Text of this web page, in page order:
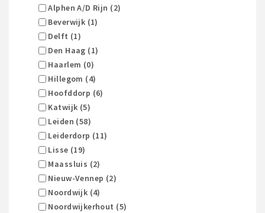
Alphen A/d Rijn (2)
Beverwijk (1)
Delft (1)
Den Haag (1)
Haarlem (0)
Hillegom (4)
Hoofddorp (6)
Katwijk (5)
Leiden (58)
Leiderdorp (11)
Lisse (19)
Maassluis (2)
Nieuw-Vennep (2)
Noordwijk (4)
Noordwijkerhout (5)